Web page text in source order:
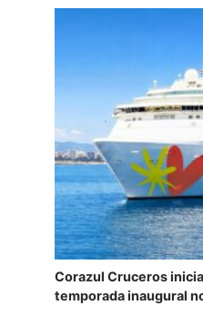
Corazul Cruceros
temporada inaugural